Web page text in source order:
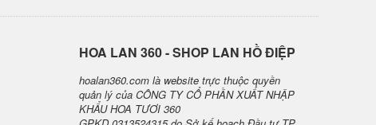
H​OA LAN 360 - SHOP LAN HỒ ĐIỆP
hoalan360.com là website trực thuộc quyền
quản lý của CÔNG TY CỔ PHẦN XUẤT NHẬP
KHẨU HOA TƯƠI 360